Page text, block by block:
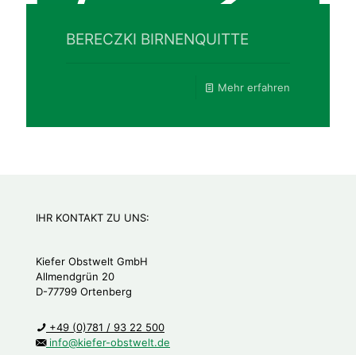
BERECZKI BIRNENQUITTE
Mehr erfahren
IHR KONTAKT ZU UNS:
Kiefer Obstwelt GmbH
Allmendgrün 20
D-77799 Ortenberg
+49 (0)781 / 93 22 500
info@kiefer-obstwelt.de